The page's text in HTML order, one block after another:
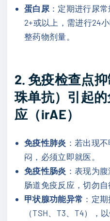
蛋白尿：定期进行尿
2+或以上，需进行24
整药物剂量。
2. 免疫检查点
珠单抗）引起
应（irAE）
免疫性肺炎 ：若出现
闷，必须立即就医。
免疫性肠炎 ：表现为
肠道免疫反应，切勿自
甲状腺功能异常 ：定
（TSH、T3、T4），